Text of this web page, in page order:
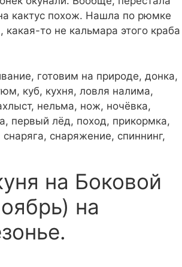
кактус похож. Нашла по рюмке
то не кальмара этого краба
готовим на природе, донка,
куб, кухня, ловля налима,
нельма, нож, ночёвка,
первый лёд, поход, прикормка,
снаряжение, спиннинг,
на Боковой
на